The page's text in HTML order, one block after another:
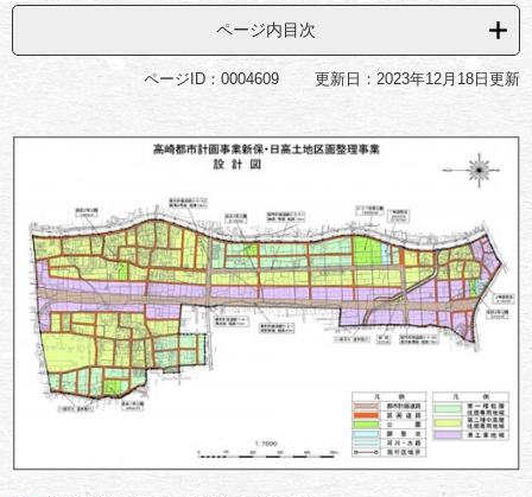
ページ内目次
ページID：0004609 更新日：2023年12月18日更新